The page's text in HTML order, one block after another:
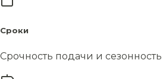
Сроки
Срочность подачи и сезонность